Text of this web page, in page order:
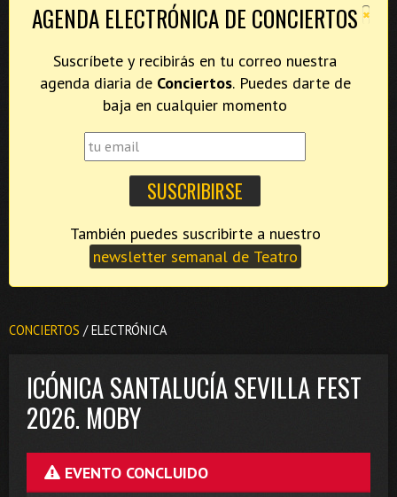
×
AGENDA ELECTRÓNICA DE CONCIERTOS
Suscríbete y recibirás en tu correo nuestra
agenda diaria de Conciertos. Puedes darte de
baja en cualquier momento
newsletter semanal de Teatro
CONCIERTOS / ELECTRÓNICA
ICÓNICA SANTALUCÍA SEVILLA FEST
2026. MOBY
EVENTO CONCLUIDO